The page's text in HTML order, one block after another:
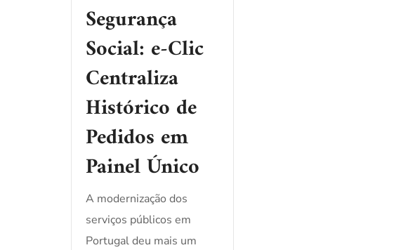
Segurança
Social: e-Clic
Centraliza
Histórico de
Pedidos em
Painel Único
A modernização dos
serviços públicos em
Portugal deu mais um